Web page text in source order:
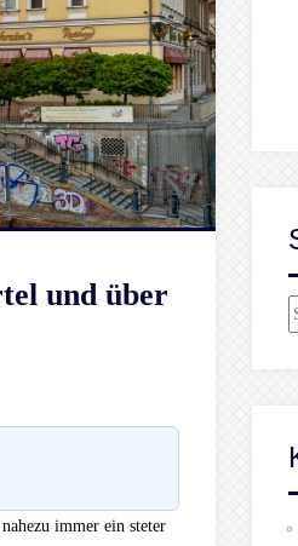
und über
immer ein steter